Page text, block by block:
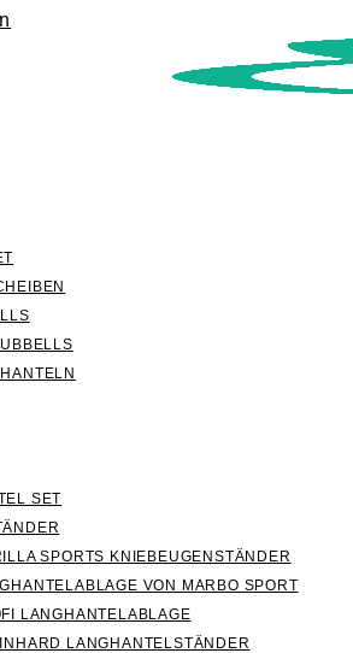
SET
SPORTS KNIEBEUGENSTÄNDER
VON MARBO SPORT
LANGHANTELABLAGE
LANGHANTELSTÄNDER